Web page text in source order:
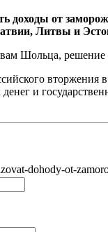
доходы от
Литвы и
Шольца, решение
вторжения
и
dohody-ot-